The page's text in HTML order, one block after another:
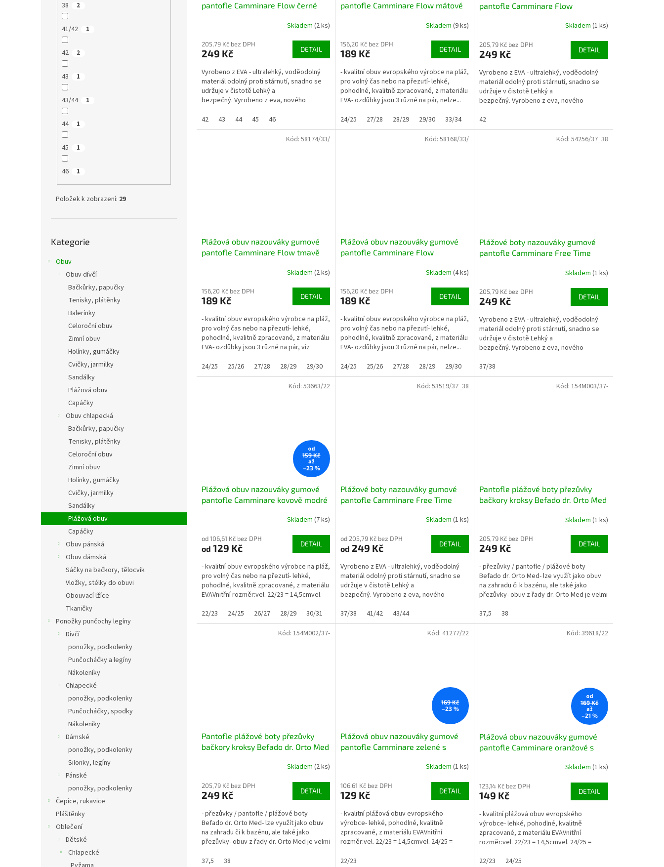
38 2
41/42 1
42 2
43 1
43/44 1
44 1
45 1
46 1
Položek k zobrazení: 29
kategorie
Kategorie
Obuv
Obuv dívčí
Bačkůrky, papučky
Tenisky, plátěnky
Balerínky
Celoroční obuv
Zimní obuv
Holínky, gumáčky
Cvičky, jarmilky
Sandálky
Plážová obuv
Capáčky
Obuv chlapecká
Bačkůrky, papučky
Tenisky, plátěnky
Celoroční obuv
Zimní obuv
Holínky, gumáčky
Cvičky, jarmilky
Sandálky
Plážová obuv
Capáčky
Obuv pánská
Obuv dámská
Sáčky na bačkory, tělocvik
Vložky, stélky do obuvi
Obouvací lžíce
Tkaničky
Ponožky punčochy legíny
Dívčí
ponožky, podkolenky
Punčocháčky a legíny
Nákoleníky
Chlapecké
ponožky, podkolenky
Punčocháčky, spodky
Nákoleníky
Dámské
ponožky, podkolenky
Silonky, legíny
Pánské
ponožky, podkolenky
Čepice, rukavice
Pláštěnky
Oblečení
Dětské
Chlapecké
pantofle Camminare Flow černé
Skladem (2 ks)
205,79 Kč bez DPH
249 Kč DETAIL
Vyrobeno z EVA - ultralehký, voděodolný
materiál odolný proti stárnutí, snadno se
udržuje v čistotě Lehký a
bezpečný. Vyrobeno z eva, nového
42
43 44 45 46
pantofle Camminare Flow mátové
Skladem (9 ks)
156,20 Kč bez DPH
189 Kč DETAIL
- kvalitní obuv evropského výrobce na pláž,
pro volný čas nebo na přezutí- lehké,
pohodlné, kvalitně zpracované, z materiálu
EVA- ozdůbky jsou 3 různé na pár, nelze...
24/25
27/28 28/29 29/30 33/34
pantofle Camminare Flow
Skladem (1 ks)
205,79 Kč bez DPH
249 Kč DETAIL
Vyrobeno z EVA - ultralehký, voděodolný
materiál odolný proti stárnutí, snadno se
udržuje v čistotě Lehký a
bezpečný. Vyrobeno z eva, nového
42
Plážová obuv nazouváky gumové
pantofle Camminare Flow tmavě
Skladem (2 ks)
156,20 Kč bez DPH
189 Kč DETAIL
- kvalitní obuv evropského výrobce na pláž,
pro volný čas nebo na přezutí- lehké,
pohodlné, kvalitně zpracované, z materiálu
EVA- ozdůbky jsou 3 různé na pár, viz
24/25
25/26 27/28 28/29 29/30 30/31 32/33 33/34
Kód: 58174/33/
Plážová obuv nazouváky gumové
pantofle Camminare Flow
Skladem (4 ks)
156,20 Kč bez DPH
189 Kč DETAIL
- kvalitní obuv evropského výrobce na pláž,
pro volný čas nebo na přezutí- lehké,
pohodlné, kvalitně zpracované, z materiálu
EVA- ozdůbky jsou 3 různé na pár, nelze...
24/25
25/26 27/28 28/29 29/30 30/31
Kód: 58168/33/
Plážové boty nazouváky gumové
pantofle Camminare Free Time
Skladem (1 ks)
205,79 Kč bez DPH
249 Kč DETAIL
Vyrobeno z EVA - ultralehký, voděodolný
materiál odolný proti stárnutí, snadno se
udržuje v čistotě Lehký a
bezpečný. Vyrobeno z eva, nového
37/38
Kód: 54256/37_38
od
159 Kč
až
–23 %
Plážová obuv nazouváky gumové
pantofle Camminare kovově modré
Skladem (7 ks)
od 106,61 Kč bez DPH
od 129 Kč DETAIL
- kvalitní obuv evropského výrobce na pláž,
pro volný čas nebo na přezutí- lehké,
pohodlné, kvalitně zpracované, z materiálu
EVAVnitřní rozměr:vel. 22/23 = 14,5cmvel.
22/23
24/25 26/27 28/29 30/31 32/33
Kód: 53663/22
Plážové boty nazouváky gumové
pantofle Camminare Free Time
Skladem (1 ks)
od 205,79 Kč bez DPH
od 249 Kč DETAIL
Vyrobeno z EVA - ultralehký, voděodolný
materiál odolný proti stárnutí, snadno se
udržuje v čistotě Lehký a
bezpečný. Vyrobeno z eva, nového
37/38
41/42 43/44
Kód: 53519/37_38
Pantofle plážové boty přezůvky
bačkory kroksy Befado dr. Orto Med
Skladem (1 ks)
205,79 Kč bez DPH
249 Kč DETAIL
- přezůvky / pantofle / plážové boty
Befado dr. Orto Med- lze využít jako obuv
na zahradu či k bazénu, ale také jako
přezůvky- obuv z řady dr. Orto Med je velmi
37,5
38
Kód: 154M003/37-
Pantofle plážové boty přezůvky
bačkory kroksy Befado dr. Orto Med
Skladem (2 ks)
205,79 Kč bez DPH
249 Kč DETAIL
- přezůvky / pantofle / plážové boty
Befado dr. Orto Med- lze využít jako obuv
na zahradu či k bazénu, ale také jako
přezůvky- obuv z řady dr. Orto Med je velmi
37,5
38
Kód: 154M002/37-
169 Kč
–23 %
Plážová obuv nazouváky gumové
pantofle Camminare zelené s
Skladem (1 ks)
106,61 Kč bez DPH
129 Kč DETAIL
- kvalitní plážová obuv evropského
výrobce- lehké, pohodlné, kvalitně
zpracované, z materiálu EVAVnitřní
rozměr:vel. 22/23 = 14,5cmvel. 24/25 =
22/23
Kód: 41277/22
od
169 Kč
až
–21 %
Plážová obuv nazouváky gumové
pantofle Camminare oranžové s
Skladem (1 ks)
123,14 Kč bez DPH
149 Kč DETAIL
- kvalitní plážová obuv evropského
výrobce- lehké, pohodlné, kvalitně
zpracované, z materiálu EVAVnitřní
rozměr:vel. 22/23 = 14,5cmvel. 24/25 =
22/23
24/25
Kód: 39618/22